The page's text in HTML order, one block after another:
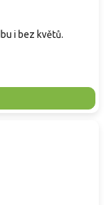
i bez květů.